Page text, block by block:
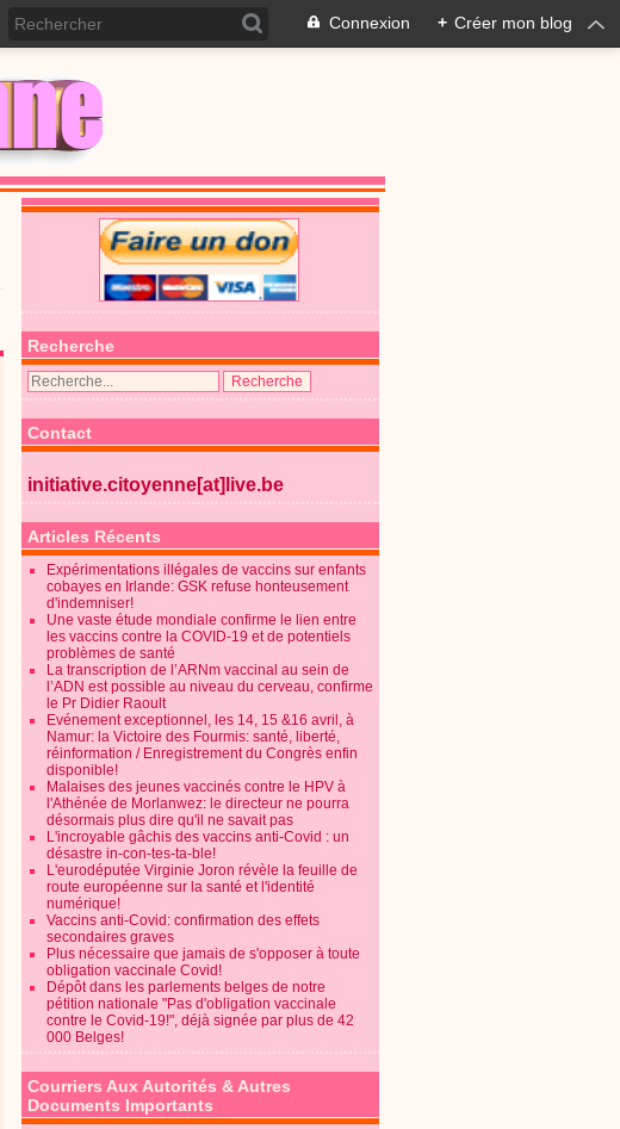
Connexion + Créer mon blog
Recherche
Contact
initiative.citoyenne[at]live.be
Articles Récents
Expérimentations illégales de vaccins sur enfants
cobayes en Irlande: GSK refuse honteusement
d'indemniser!
Une vaste étude mondiale confirme le lien entre
les vaccins contre la COVID-19 et de potentiels
problèmes de santé
La transcription de l’ARNm vaccinal au sein de
l’ADN est possible au niveau du cerveau, confirme
le Pr Didier Raoult
Evénement exceptionnel, les 14, 15 &16 avril, à
Namur: la Victoire des Fourmis: santé, liberté,
réinformation / Enregistrement du Congrès enfin
disponible!
Malaises des jeunes vaccinés contre le HPV à
l'Athénée de Morlanwez: le directeur ne pourra
désormais plus dire qu'il ne savait pas
L'incroyable gâchis des vaccins anti-Covid : un
désastre in-con-tes-ta-ble!
L'eurodéputée Virginie Joron révèle la feuille de
route européenne sur la santé et l'identité
numérique!
Vaccins anti-Covid: confirmation des effets
secondaires graves
Plus nécessaire que jamais de s'opposer à toute
obligation vaccinale Covid!
Dépôt dans les parlements belges de notre
pétition nationale "Pas d'obligation vaccinale
contre le Covid-19!", déjà signée par plus de 42
000 Belges!
Courriers Aux Autorités & Autres
Documents Importants